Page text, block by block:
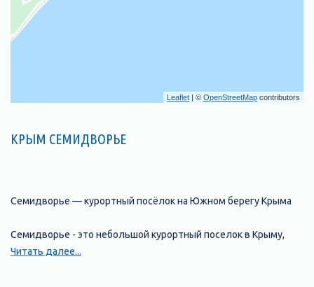
Leaflet | © OpenStreetMap contributors
КРЫМ СЕМИДВОРЬЕ
Семидворье — курортный посёлок на Южном берегу Крыма
Семидворье - это небольшой курортный поселок в Крыму,
расположенный на берегу Черного моря. Он находится
Читать далее...